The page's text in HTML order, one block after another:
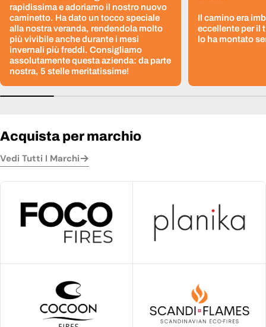
rapidissima e adoriamo il nostro nuovo
caminetto. Ha dato un tocco speciale
alla nostra veranda, rendendola molto
più vivibile anche durante i mesi
invernali più freddi. Consigliamo
assolutamente questa azienda: da parte
nostra, 5 stelle meritatissime!
Il camino era
eccellente per il
lo ha montato
Acquista per marchio
Vedi Tutti I Marchi